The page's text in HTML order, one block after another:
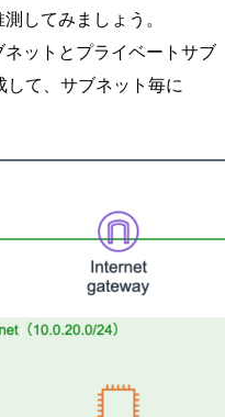
してみましょう。
ットとプライベートサブ
て、サブネット毎に